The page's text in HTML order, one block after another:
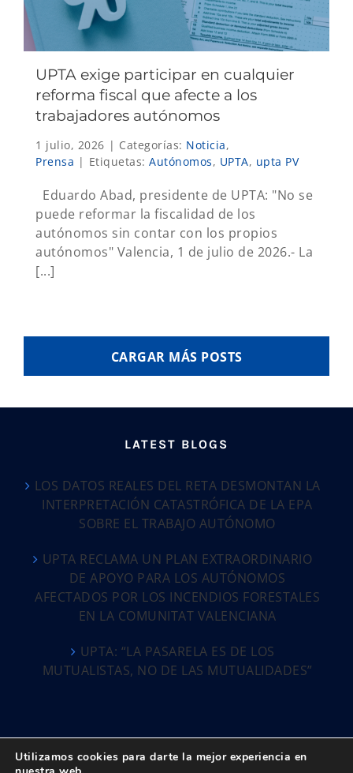
UPTA exige participar en cualquier
reforma fiscal que afecte a los
trabajadores autónomos
1 julio, 2026 | Categorías: Noticia,
Prensa | Etiquetas: Autónomos, UPTA, upta PV
Eduardo Abad, presidente de UPTA: "No se
puede reformar la fiscalidad de los
autónomos sin contar con los propios
autónomos" Valencia, 1 de julio de 2026.- La
[...]
CARGAR MÁS POSTS
LATEST BLOGS
LOS DATOS REALES DEL RETA DESMONTAN LA
INTERPRETACIÓN CATASTRÓFICA DE LA EPA
SOBRE EL TRABAJO AUTÓNOMO
UPTA RECLAMA UN PLAN EXTRAORDINARIO
DE APOYO PARA LOS AUTÓNOMOS
AFECTADOS POR LOS INCENDIOS FORESTALES
EN LA COMUNITAT VALENCIANA
UPTA: “LA PASARELA ES DE LOS
MUTUALISTAS, NO DE LAS MUTUALIDADES”
Utilizamos cookies para darte la mejor experiencia en